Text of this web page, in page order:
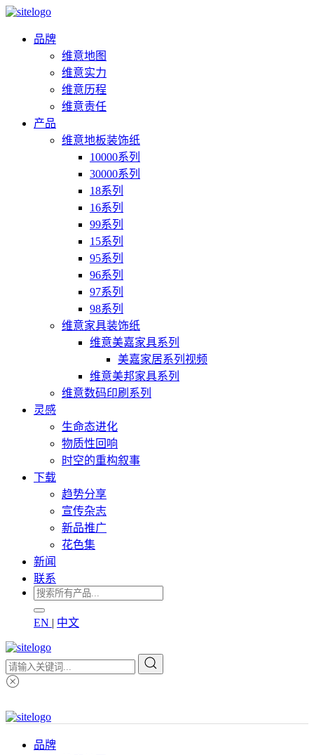
品牌
维意地图
维意实力
维意历程
维意责任
产品
维意地板装饰纸
10000系列
30000系列
18系列
16系列
99系列
15系列
95系列
96系列
97系列
98系列
维意家具装饰纸
维意美嘉家具系列
美嘉家居系列视频
维意美邦家具系列
维意数码印刷系列
灵感
生命态进化
物质性回响
时空的重构叙事
下载
趋势分享
宣传杂志
新品推广
花色集
新闻
联系
EN | 中文
品牌